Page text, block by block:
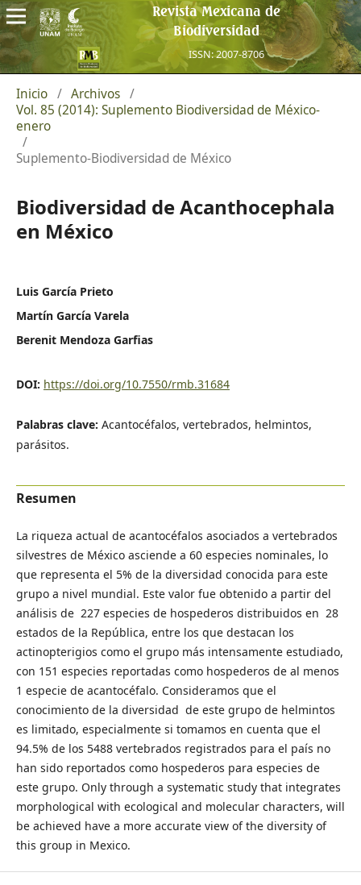
Revista Mexicana de
Biodiversidad
ISSN: 2007-8706
Inicio / Archivos /
Vol. 85 (2014): Suplemento Biodiversidad de México-
enero
/
Suplemento-Biodiversidad de México
Biodiversidad de Acanthocephala
en México
Luis García Prieto
Martín García Varela
Berenit Mendoza Garfias
DOI: https://doi.org/10.7550/rmb.31684
Palabras clave: Acantocéfalos, vertebrados, helmintos,
parásitos.
Resumen
La riqueza actual de acantocéfalos asociados a vertebrados
silvestres de México asciende a 60 especies nominales, lo
que representa el 5% de la diversidad conocida para este
grupo a nivel mundial. Este valor fue obtenido a partir del
análisis de 227 especies de hospederos distribuidos en 28
estados de la República, entre los que destacan los
actinopterigios como el grupo más intensamente estudiado,
con 151 especies reportadas como hospederos de al menos
1 especie de acantocéfalo. Consideramos que el
conocimiento de la diversidad de este grupo de helmintos
es limitado, especialmente si tomamos en cuenta que el
94.5% de los 5488 vertebrados registrados para el país no
han sido reportados como hospederos para especies de
este grupo. Only through a systematic study that integrates
morphological with ecological and molecular characters, will
be achieved have a more accurate view of the diversity of
this group in Mexico.